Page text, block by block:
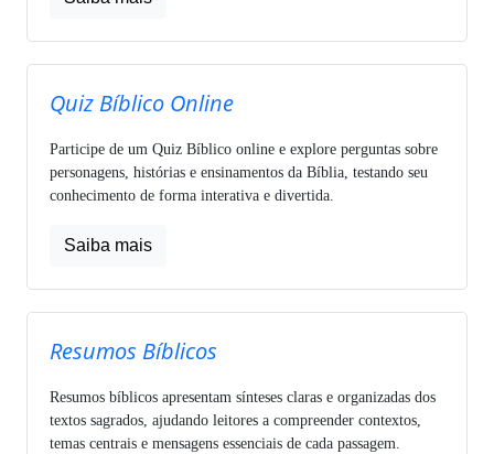
Quiz Bíblico Online
Participe de um Quiz Bíblico online e explore perguntas sobre
personagens, histórias e ensinamentos da Bíblia, testando seu
conhecimento de forma interativa e divertida.
Saiba mais
Resumos Bíblicos
Resumos bíblicos apresentam sínteses claras e organizadas dos
textos sagrados, ajudando leitores a compreender contextos,
temas centrais e mensagens essenciais de cada passagem.